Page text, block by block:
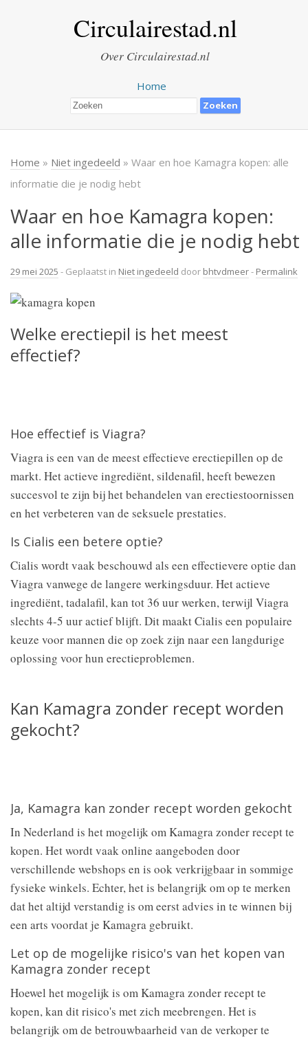
Circulairestad.nl
Over Circulairestad.nl
Home
Home » Niet ingedeeld » Waar en hoe Kamagra kopen: alle
informatie die je nodig hebt
Waar en hoe Kamagra kopen:
alle informatie die je nodig hebt
29 mei 2025 - Geplaatst in Niet ingedeeld door bhtvdmeer- Permalink
Welke erectiepil is het meest
effectief?
Hoe effectief is Viagra?
Viagra is een van de meest effectieve erectiepillen op de
markt. Het actieve ingrediënt, sildenafil, heeft bewezen
succesvol te zijn bij het behandelen van erectiestoornissen
en het verbeteren van de seksuele prestaties.
Is Cialis een betere optie?
Cialis wordt vaak beschouwd als een effectievere optie dan
Viagra vanwege de langere werkingsduur. Het actieve
ingrediënt, tadalafil, kan tot 36 uur werken, terwijl Viagra
slechts 4-5 uur actief blijft. Dit maakt Cialis een populaire
keuze voor mannen die op zoek zijn naar een langdurige
oplossing voor hun erectieproblemen.
Kan Kamagra zonder recept worden
gekocht?
Ja, Kamagra kan zonder recept worden gekocht
In Nederland is het mogelijk om Kamagra zonder recept te
kopen. Het wordt vaak online aangeboden door
verschillende webshops en is ook verkrijgbaar in sommige
fysieke winkels. Echter, het is belangrijk om op te merken
dat het altijd verstandig is om eerst advies in te winnen bij
een arts voordat je Kamagra gebruikt.
Let op de mogelijke risico's van het kopen van
Kamagra zonder recept
Hoewel het mogelijk is om Kamagra zonder recept te
kopen, kan dit risico's met zich meebrengen. Het is
belangrijk om de betrouwbaarheid van de verkoper te